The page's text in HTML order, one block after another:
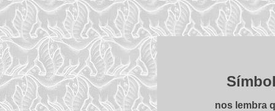
nos lembra